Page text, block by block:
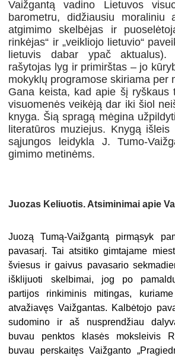
Vaižgantą vadino Lietuvos
barometru, didžiausiu moraliniu
atgimimo skelbėjas ir
rinkėjas“ ir „veikliojo lietuvio“
lietuvis dabar ypač aktualus).
rašytojas lyg ir primirštas – jo
mokyklų programose skiriama per
Gana keista, kad apie šį ryškaus
visuomenės veikėją dar iki šiol
knyga. Šią spragą mėgina
literatūros muziejus. Knygą
sąjungos leidykla J. Tumo-
gimimo metinėms.
Juozas Keliuotis. Atsiminimai apie
Juozą Tumą-Vaižgantą pirmąsyk
pavasarį. Tai atsitiko gimtajame
šviesus ir gaivus pavasario
išklijuoti skelbimai, jog po
partijos rinkiminis mitingas,
atvažiavęs Vaižgantas. Kalbėtojo
sudomino ir aš nusprendžiau
buvau penktos klasės moksleivis
buvau perskaitęs Vaižganto